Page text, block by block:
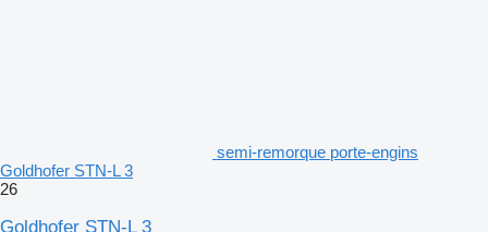
semi-remorque porte-engins
Goldhofer STN-L 3
26
Goldhofer STN-L 3